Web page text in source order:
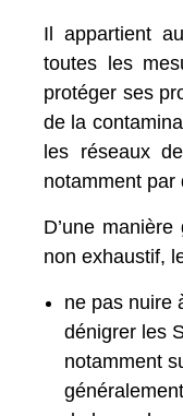
Il appartient
toutes les
protéger ses
de la
les réseaux
notamment par
D’une
non exhaustif,
ne pas nuire
dénigrer les
notamment